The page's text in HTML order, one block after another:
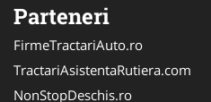
Parteneri
FirmeTractariAuto.ro
TractariAsistentaRutiera.com
NonStopDeschis.ro